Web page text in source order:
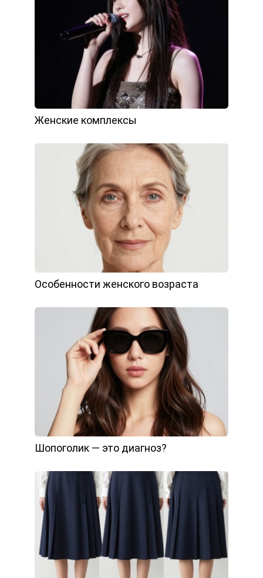
Женские комплексы
Особенности женского возраста
Шопоголик — это диагноз?